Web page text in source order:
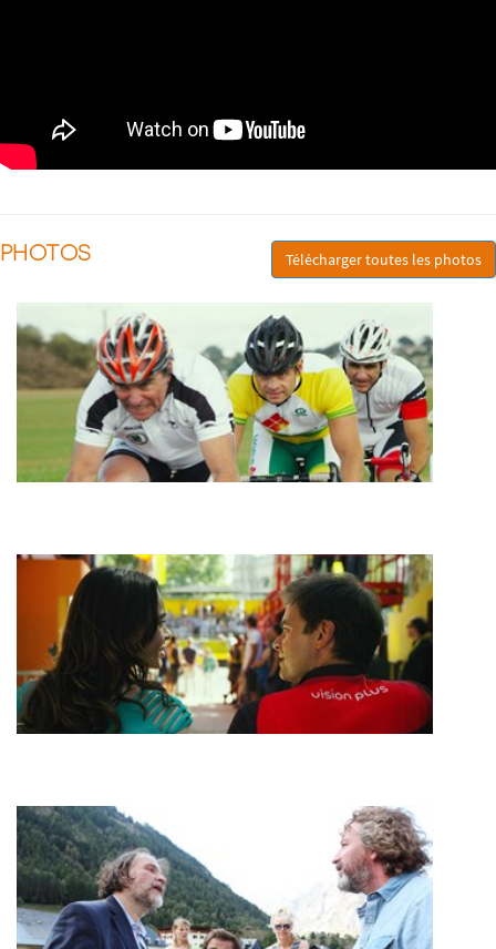
PHOTOS Télécharger toutes les photos